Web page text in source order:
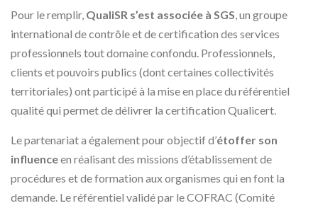
Pour le remplir, QualiSR s’est associée à SGS, un groupe
international de contrôle et de certification des services
professionnels tout domaine confondu. Professionnels,
clients et pouvoirs publics (dont certaines collectivités
territoriales) ont participé à la mise en place du référentiel
qualité qui permet de délivrer la certification Qualicert.
Le partenariat a également pour objectif d’étoffer son
influenceen réalisant des missions d’établissement de
procédures et de formation aux organismes qui en font la
demande. Le référentiel validé par le COFRAC (Comité